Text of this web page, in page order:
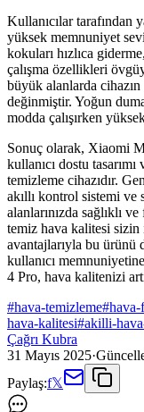
Kullanıcılar tarafından
yüksek memnuniyet
kokuları hızlıca
çalışma özellikleri
büyük alanlarda cihazın
değinmiştir. Yoğun
modda çalışırken
Sonuç olarak, Xiaomi
kullanıcı dostu
temizleme cihazıdır.
akıllı kontrol sistemi ve
alanlarınızda sağlıklı
temiz hava kalitesi
avantajlarıyla bu
kullanıcı
4 Pro, hava kalitenizi
#hava-temizleme#
hava-kalitesi#akilli-
Çağrı Kubra
31 Mayıs 2025·
Paylaş:f𝕏